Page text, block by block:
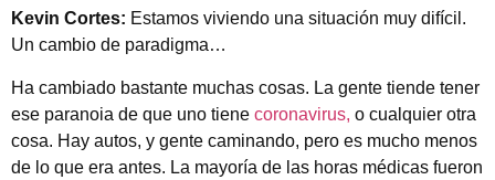
Kevin Cortes: Estamos viviendo una situación muy difícil.
Un cambio de paradigma…
Ha cambiado bastante muchas cosas. La gente tiende tener
ese paranoia de que uno tiene coronavirus, o cualquier otra
cosa. Hay autos, y gente caminando, pero es mucho menos
de lo que era antes. La mayoría de las horas médicas fueron